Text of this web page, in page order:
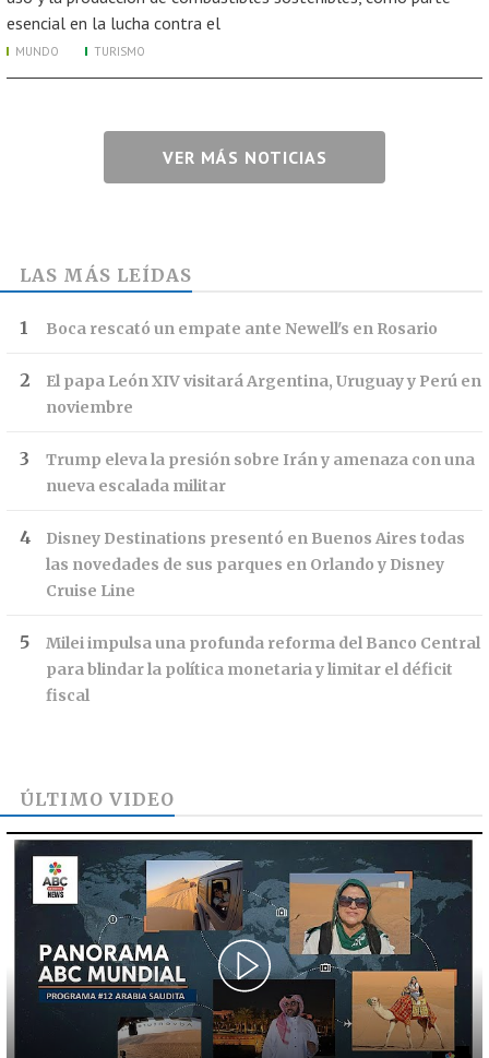
esencial en la lucha contra el
MUNDO TURISMO
VER MÁS NOTICIAS
LAS MÁS LEÍDAS
Boca rescató un empate ante Newell's en Rosario
El papa León XIV visitará Argentina, Uruguay y Perú en
noviembre
Trump eleva la presión sobre Irán y amenaza con una
nueva escalada militar
Disney Destinations presentó en Buenos Aires todas
las novedades de sus parques en Orlando y Disney
Cruise Line
Milei impulsa una profunda reforma del Banco Central
para blindar la política monetaria y limitar el déficit
fiscal
ÚLTIMO VIDEO